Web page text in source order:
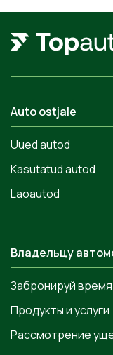
Auto ostjale
Uued autod
Kasutatud autod
Laoautod
Владельцу
Забронируй
Продукты и услуги
Рассмотрение